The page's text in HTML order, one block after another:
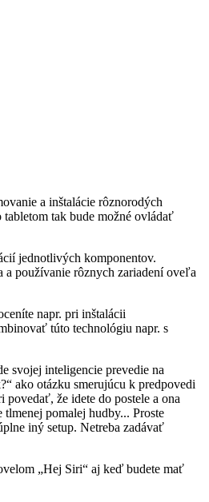
a inštalácie rôznorodých
tak bude možné ovládať
jednotlivých komponentov.
a používanie rôznych zariadení oveľa
napr. pri inštalácii
túto technológiu napr. s
svojej inteligencie prevedie na
ako otázku smerujúcu k predpovedi
že idete do postele a ona
pomalej hudby... Proste
iný setup. Netreba zadávať
„Hej Siri“ aj keď budete mať